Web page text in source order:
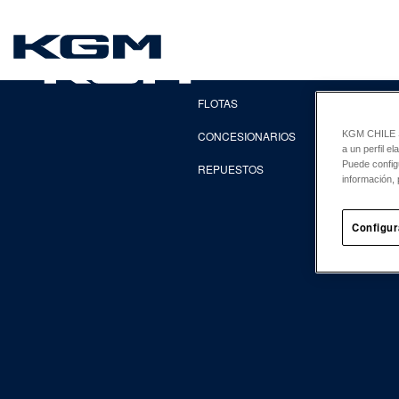
SsangYong
FLOTAS
CONCESIONARIOS
REPUESTOS
KGM
a un perfil
Puede
información,